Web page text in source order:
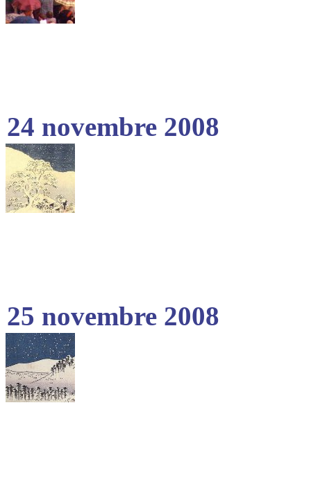
24 novembre 2008
25 novembre 2008